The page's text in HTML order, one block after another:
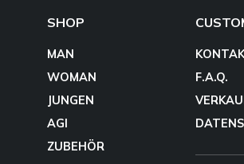
SHOP
MAN
WOMAN
JUNGEN
AGI
ZUBEHÖR
KONTAK
F.A.Q.